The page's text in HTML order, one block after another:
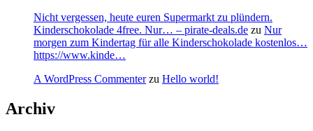
Nicht vergessen, heute euren Supermarkt zu plündern.
Kinderschokolade 4free. Nur… – pirate-deals.de zu Nur
morgen zum Kindertag für alle Kinderschokolade kostenlos…
https://www.kinde…
A WordPress Commenterzu Hello world!
Archiv